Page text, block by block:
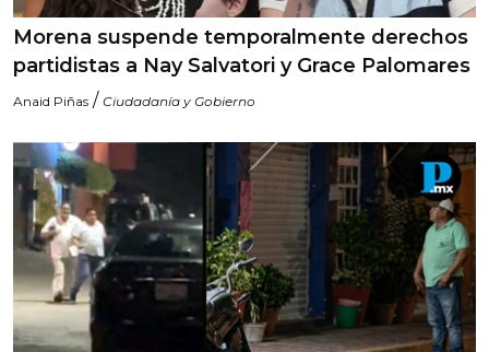
Morena suspende temporalmente derechos
partidistas a Nay Salvatori y Grace Palomares
Anaid Piñas / Ciudadanía y Gobierno